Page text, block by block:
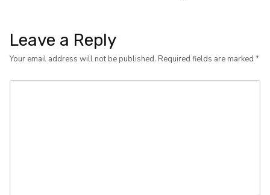
Leave a Reply
Your email address will not be published. Required fields are marked *